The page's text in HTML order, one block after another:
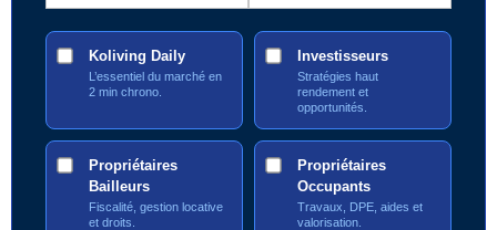
Koliving Daily
L’essentiel du marché en
2 min chrono.
Investisseurs
Stratégies haut
rendement et
opportunités.
Propriétaires
Bailleurs
Fiscalité, gestion locative
et droits.
Propriétaires
Occupants
Travaux, DPE, aides et
valorisation.